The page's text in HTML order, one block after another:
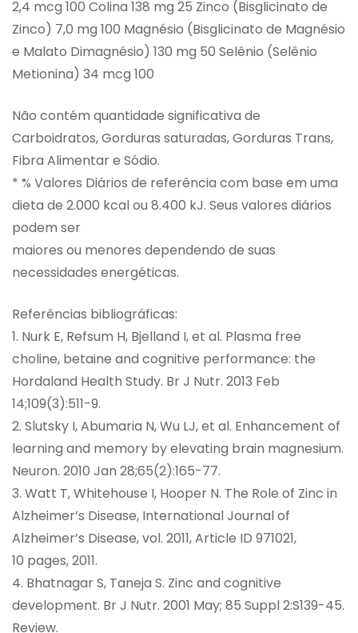
2,4 mcg 100 Colina 138 mg 25 Zinco (Bisglicinato de
Zinco) 7,0 mg 100 Magnésio (Bisglicinato de Magnésio
e Malato Dimagnésio) 130 mg 50 Selênio (Selênio
Metionina) 34 mcg 100
Não contém quantidade significativa de
Carboidratos, Gorduras saturadas, Gorduras Trans,
Fibra Alimentar e Sódio.
* % Valores Diários de referência com base em uma
dieta de 2.000 kcal ou 8.400 kJ. Seus valores diários
podem ser
maiores ou menores dependendo de suas
necessidades energéticas.
Referências bibliográficas:
1. Nurk E, Refsum H, Bjelland I, et al. Plasma free
choline, betaine and cognitive performance: the
Hordaland Health Study. Br J Nutr. 2013 Feb
14;109(3):511-9.
2. Slutsky I, Abumaria N, Wu LJ, et al. Enhancement of
learning and memory by elevating brain magnesium.
Neuron. 2010 Jan 28;65(2):165-77.
3. Watt T, Whitehouse I, Hooper N. The Role of Zinc in
Alzheimer’s Disease, International Journal of
Alzheimer’s Disease, vol. 2011, Article ID 971021,
10 pages, 2011.
4. Bhatnagar S, Taneja S. Zinc and cognitive
development. Br J Nutr. 2001 May; 85 Suppl 2:S139-45.
Review.